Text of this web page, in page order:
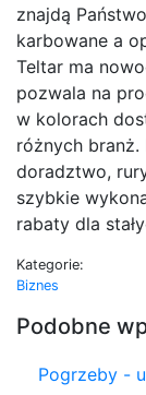
znajdą
karbowane a
Teltar ma
pozwala na
w kolorach
różnych
doradztwo,
szybkie
rabaty dla
Kategorie:
Biznes
Podobne
Pogrzeby -